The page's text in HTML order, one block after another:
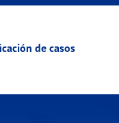
de casos